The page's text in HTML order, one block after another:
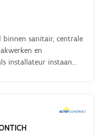
binnen sanitair, centrale
en
installateur instaan